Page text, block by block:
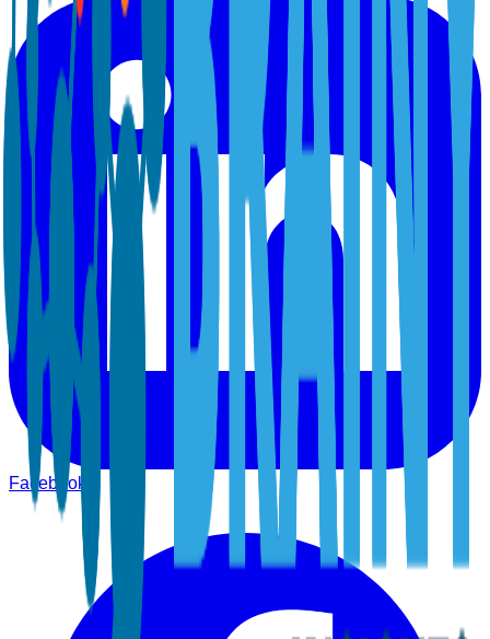
Facebook